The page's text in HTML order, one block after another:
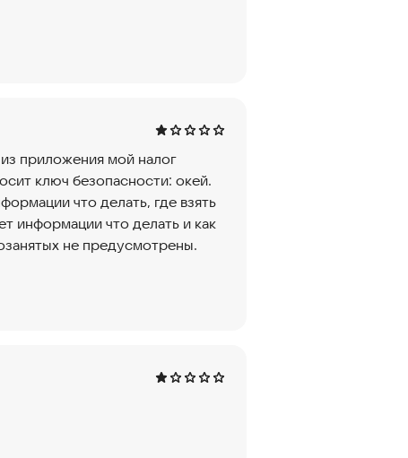
приложения мой налог
ключ безопасности: окей.
что делать, где взять
информации что делать и как
не предусмотрены.